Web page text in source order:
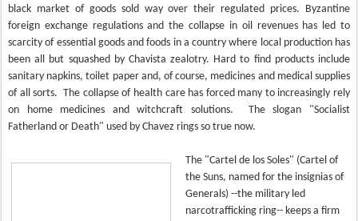
black market of goods sold way over their regulated prices. Byzantine
foreign exchange regulations and the collapse in oil revenues has led to
scarcity of essential goods and foods in a country where local production has
been all but squashed by Chavista zealotry. Hard to find products include
sanitary napkins, toilet paper and, of course, medicines and medical supplies
of all sorts. The collapse of health carehas forced many to increasingly rely
on home medicines and witchcraft solutions. The slogan "Socialist
Fatherland or Death" used by Chavez rings so true now.
The "Cartel de los Soles" (Cartel of
the Suns, named for the insignias of
Generals) --the military led
narcotrafficking ring-- keeps a firm